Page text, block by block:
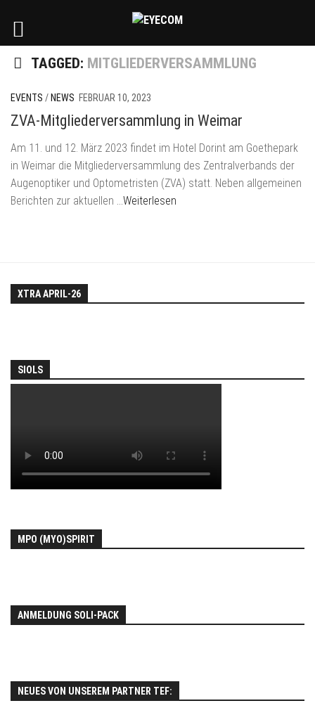
TAGGED: MITGLIEDERVERSAMMLUNG
EVENTS / NEWS FEBRUAR 10, 2023
ZVA-Mitgliederversammlung in Weimar
Am 11. und 12. März 2023 findet im Hotel Dorint am Goethepark
in Weimar die Mitgliederversammlung des Zentralverbands der
Augenoptiker und Optometristen (ZVA) statt. Neben allgemeinen
Berichten zur aktuellen …Weiterlesen
XTRA APRIL-26
SIOLS
MPO (MYO)SPIRIT
ANMELDUNG SOLI-PACK
NEUES VON UNSEREM PARTNER TEF: